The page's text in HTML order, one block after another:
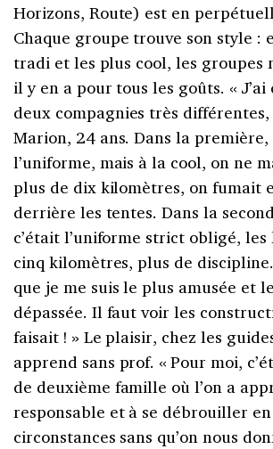
Horizons, Route) est en
Chaque groupe trouve son style :
tradi et les plus cool, les groupes
il y en a pour tous les goûts. «
deux compagnies très
Marion, 24 ans. Dans la
l’uniforme, mais à la cool, on ne
plus de dix kilomètres, on fumait
derrière les tentes. Dans la
c’était l’uniforme strict obligé,
cinq kilomètres, plus de discipline.
que je me suis le plus amusée et
dépassée. Il faut voir les
faisait ! » Le plaisir, chez les
apprend sans prof. « Pour moi,
de deuxième famille où l’on a
responsable et à se débrouiller
circonstances sans qu’on nous